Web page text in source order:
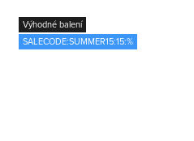
Výhodné balení
SALECODE:SUMMER15:15:%